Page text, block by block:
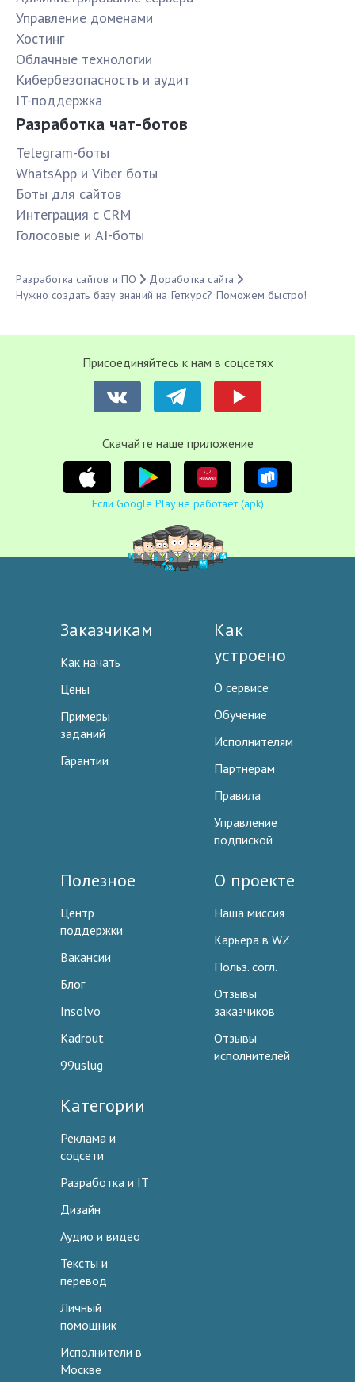
Управление доменами
Хостинг
Облачные технологии
Кибербезопасность и аудит
IT-поддержка
Разработка чат-ботов
Telegram-боты
WhatsApp и Viber боты
Боты для сайтов
Интеграция с CRM
Голосовые и AI-боты
Разработка сайтов и ПО
Доработка сайта
Нужно создать базу знаний на Геткурс? Поможем быстро!
Присоединяйтесь к нам в соцсетях
Cкачайте наше приложение
Если Google Play не работает (apk)
Заказчикам
Как начать
Цены
Примеры
заданий
Гарантии
Как
устроено
О сервисе
Обучение
Исполнителям
Партнерам
Правила
Управление
подпиской
Полезное
Центр
поддержки
Вакансии
Блог
Insolvo
Kadrout
99uslug
О проекте
Наша миссия
Карьера в WZ
Польз. согл.
Отзывы
заказчиков
Отзывы
исполнителей
Категории
Реклама и
соцсети
Разработка и IT
Дизайн
Аудио и видео
Тексты и
перевод
Личный
помощник
Исполнители в
Москве